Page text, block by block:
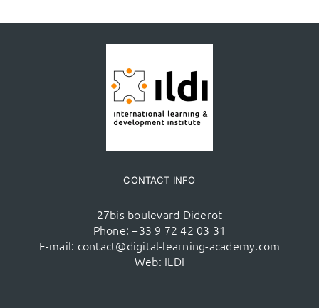
CONTACT INFO
27bis boulevard Diderot
Phone: +33 9 72 42 03 31
E-mail: contact@digital-learning-academy.com
Web: ILDI